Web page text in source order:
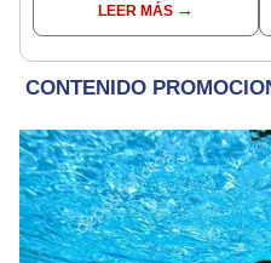
Serenazgo recuperó el
dinero
LEER MÁS